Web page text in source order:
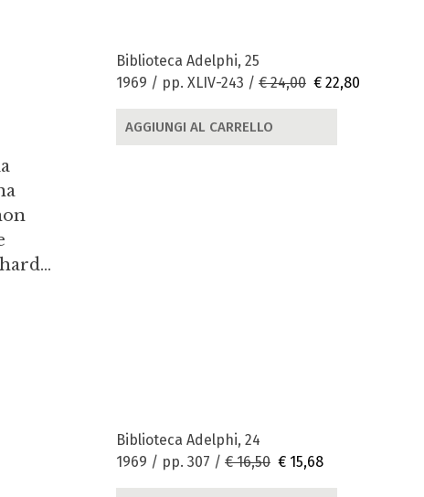
Biblioteca Adelphi, 25
1969 / pp. XLIV-243 / € 24,00 € 22,80
AGGIUNGI AL CARRELLO
Biblioteca Adelphi, 24
1969 / pp. 307 / € 16,50 € 15,68